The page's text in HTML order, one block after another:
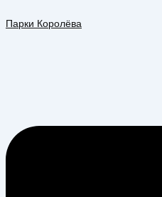
кПарки Королёва